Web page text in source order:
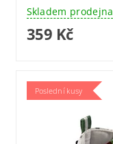
Skladem prodejna
359 Kč
Poslední kusy